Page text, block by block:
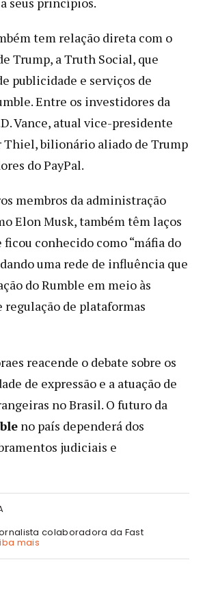
tem relação direta com o
Trump, a Truth Social, que
publicidade e serviços de
Entre os investidores da
Vance, atual vice-presidente
Thiel, bilionário aliado de Trump
do PayPal.
membros da administração
Elon Musk, também têm laços
ficou conhecido como “máfia do
uma rede de influência que
do Rumble em meio às
regulação de plataformas
reacende o debate sobre os
de expressão e a atuação de
no Brasil. O futuro da
no país dependerá dos
judiciais e
colaboradora da Fast
mais